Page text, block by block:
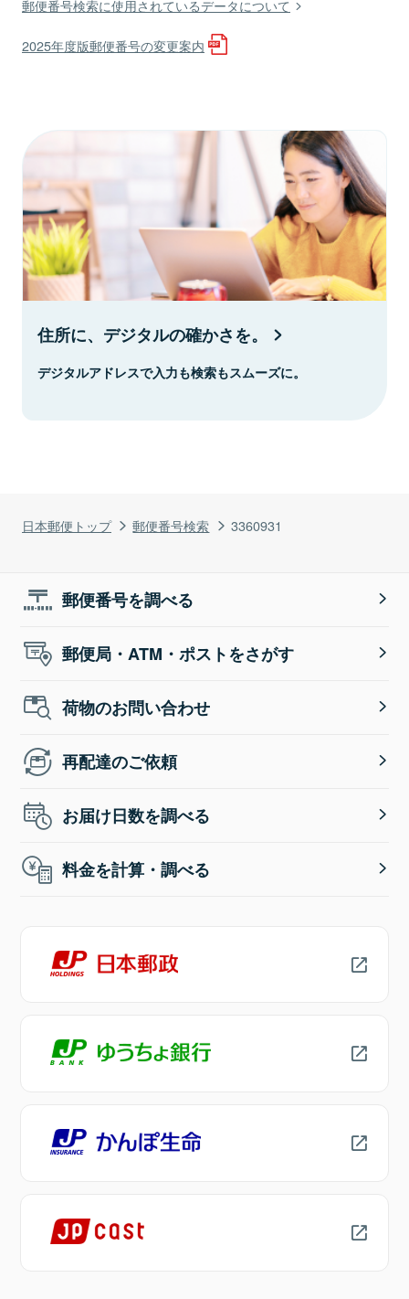
日本郵便トップ 郵便番号検索 3360931
郵便番号検索に使用されているデータについて
2025年度版郵便番号の変更案内
住所に、デジタルの確かさを。
デジタルアドレスで入力も検索もスムーズに。
郵便番号を調べる
郵便局・ATM・ポストをさがす
荷物のお問い合わせ
再配達のご依頼
お届け日数を調べる
料金を計算・調べる